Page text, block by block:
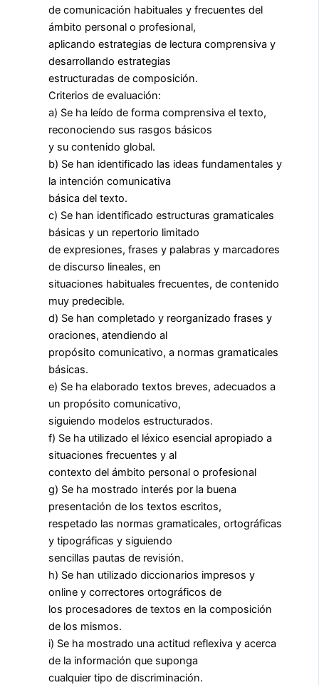
de comunicación habituales y frecuentes del
ámbito personal o profesional,
aplicando estrategias de lectura comprensiva y
desarrollando estrategias
estructuradas de composición.
Criterios de evaluación:
a) Se ha leído de forma comprensiva el texto,
reconociendo sus rasgos básicos
y su contenido global.
b) Se han identificado las ideas fundamentales y
la intención comunicativa
básica del texto.
c) Se han identificado estructuras gramaticales
básicas y un repertorio limitado
de expresiones, frases y palabras y marcadores
de discurso lineales, en
situaciones habituales frecuentes, de contenido
muy predecible.
d) Se han completado y reorganizado frases y
oraciones, atendiendo al
propósito comunicativo, a normas gramaticales
básicas.
e) Se ha elaborado textos breves, adecuados a
un propósito comunicativo,
siguiendo modelos estructurados.
f) Se ha utilizado el léxico esencial apropiado a
situaciones frecuentes y al
contexto del ámbito personal o profesional
g) Se ha mostrado interés por la buena
presentación de los textos escritos,
respetado las normas gramaticales, ortográficas
y tipográficas y siguiendo
sencillas pautas de revisión.
h) Se han utilizado diccionarios impresos y
online y correctores ortográficos de
los procesadores de textos en la composición
de los mismos.
i) Se ha mostrado una actitud reflexiva y acerca
de la información que suponga
cualquier tipo de discriminación.